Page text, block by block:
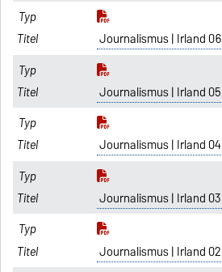
Journalismus | Irland 06
Journalismus | Irland 05
Journalismus | Irland 04
Journalismus | Irland 03
Journalismus | Irland 02